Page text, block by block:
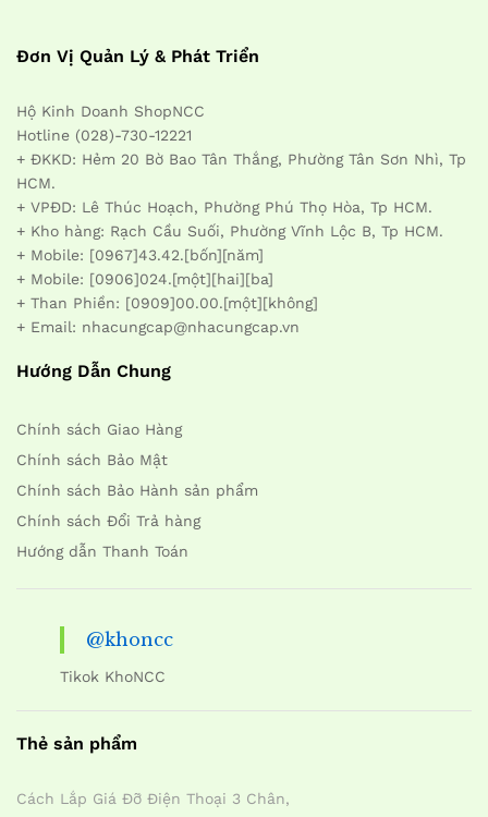
Đơn Vị Quản Lý & Phát Triển
Hộ Kinh Doanh ShopNCC
Hotline (028)-730-12221
+ ĐKKD: Hẻm 20 Bờ Bao Tân Thắng, Phường Tân Sơn Nhì, Tp
HCM.
+ VPĐD: Lê Thúc Hoạch, Phường Phú Thọ Hòa, Tp HCM.
+ Kho hàng: Rạch Cầu Suối, Phường Vĩnh Lộc B, Tp HCM.
+ Mobile: [0967]43.42.[bốn][năm]
+ Mobile: [0906]024.[một][hai][ba]
+ Than Phiền: [0909]00.00.[một][không]
+ Email: nhacungcap@nhacungcap.vn
Hướng Dẫn Chung
Chính sách Giao Hàng
Chính sách Bảo Mật
Chính sách Bảo Hành sản phẩm
Chính sách Đổi Trả hàng
Hướng dẫn Thanh Toán
@khoncc
Tikok KhoNCC
Thẻ sản phẩm
Cách Lắp Giá Đỡ Điện Thoại 3 Chân